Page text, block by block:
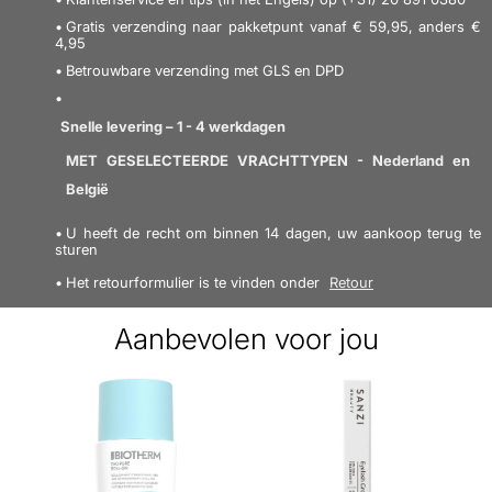
en definiëren van de wenkbrauwen, precies zoals u ze
wilt. Het poeder vult de wenkbrauwen en kan de
plekken opbouwen waar je wenkbrauwen vol kunnen
missen, het geeft een echt stijlvol en compleet
resultaat. Deze duo-pen is supergemakkelijk in
gebruik en geeft natuurlijk mooi gevormde
wenkbrauwen.
Voordeel:
Vormt en definieert wenkbrauwen
- Vult de wenkbrauwen in
- Makkelijk te gebruiken
- Prachtig gevormde wenkbrauwen
Be the first to review it.
SCHRIJF EEN RECENSIE
Gratis verzending naar pakketpunt vanaf € 59,95, anders €
4,95
Betrouwbare verzending met GLS en DPD
Snelle levering – 1 - 4 werkdagen
MET GESELECTEERDE VRACHTTYPEN - Nederland en
België
U heeft de recht om binnen 14 dagen, uw aankoop terug te
sturen
Het retourformulier is te vinden onder
Retour
Aanbevolen voor jou